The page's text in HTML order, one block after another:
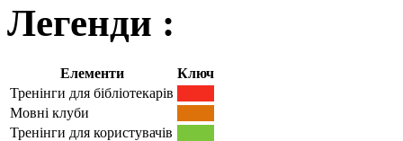
Легенди :
Елементи
Ключ
Тренінги для бібліотекарів
Мовні клуби
Тренінги для користувачів